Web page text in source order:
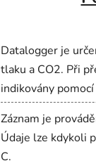
Datalogger je
tlaku a CO2. Při
indikovány
Záznam je
Údaje lze kdykoli
C.